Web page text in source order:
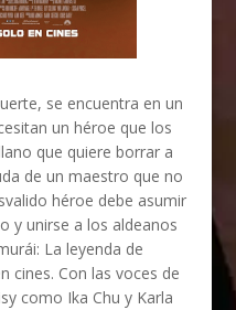
se encuentra en un
un héroe que los
que quiere borrar a
de un maestro que no
héroe debe asumir
y unirse a los aldeanos
La leyenda de
cines. Con las voces de
como Ika Chu y Karla